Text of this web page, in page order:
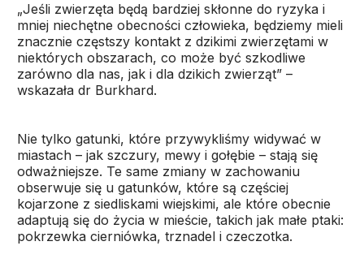
„Jeśli zwierzęta będą bardziej skłonne do ryzyka i
mniej niechętne obecności człowieka, będziemy mieli
znacznie częstszy kontakt z dzikimi zwierzętami w
niektórych obszarach, co może być szkodliwe
zarówno dla nas, jak i dla dzikich zwierząt” –
wskazała dr Burkhard.
Nie tylko gatunki, które przywykliśmy widywać w
miastach – jak szczury, mewy i gołębie – stają się
odważniejsze. Te same zmiany w zachowaniu
obserwuje się u gatunków, które są częściej
kojarzone z siedliskami wiejskimi, ale które obecnie
adaptują się do życia w mieście, takich jak małe ptaki:
pokrzewka cierniówka, trznadel i czeczotka.